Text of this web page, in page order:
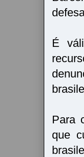
É
Para
que